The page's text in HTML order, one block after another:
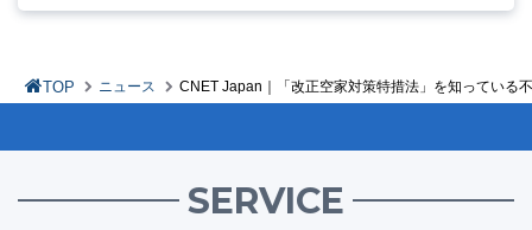
TOP ニュース CNET Japan｜「改正空家対策特措法」を知っている
SERVICE